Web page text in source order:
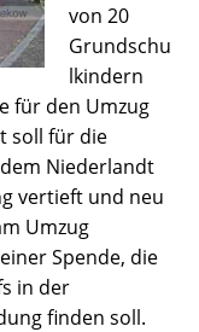
von 20
Grundschu
lkindern
für den Umzug
soll für die
Niederlandt
vertieft und neu
Umzug
Spende, die
in der
finden soll.